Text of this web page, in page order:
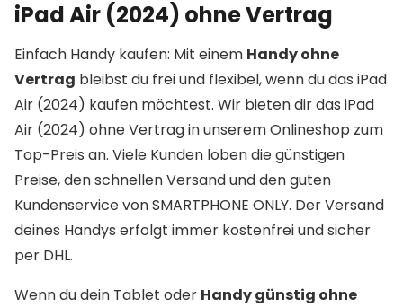
iPad Air (2024) ohne Vertrag
Einfach Handy kaufen: Mit einem Handy ohne
Vertrag bleibst du frei und flexibel, wenn du das iPad
Air (2024) kaufen möchtest. Wir bieten dir das iPad
Air (2024) ohne Vertrag in unserem Onlineshop zum
Top-Preis an. Viele Kunden loben die günstigen
Preise, den schnellen Versand und den guten
Kundenservice von SMARTPHONE ONLY. Der Versand
deines Handys erfolgt immer kostenfrei und sicher
per DHL.
Wenn du dein Tablet oder Handy günstig ohne